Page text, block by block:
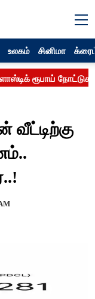
உலகம் சினிமா
வீட்டிற்கு